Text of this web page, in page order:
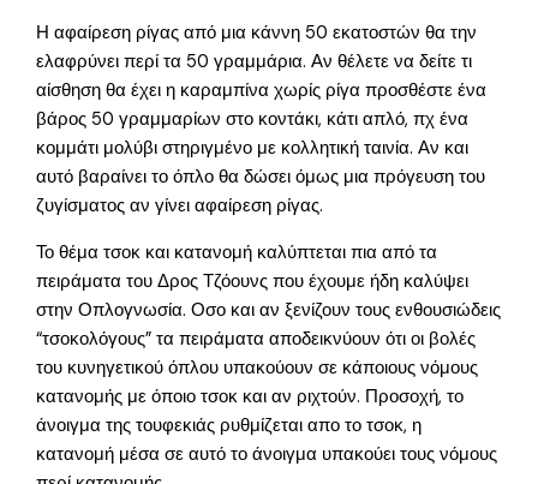
Η αφαίρεση ρίγας από μια κάννη 50 εκατοστών θα την
ελαφρύνει περί τα 50 γραμμάρια. Αν θέλετε να δείτε τι
αίσθηση θα έχει η καραμπίνα χωρίς ρίγα προσθέστε ένα
βάρος 50 γραμμαρίων στο κοντάκι, κάτι απλό, πχ ένα
κομμάτι μολύβι στηριγμένο με κολλητική ταινία. Αν και
αυτό βαραίνει το όπλο θα δώσει όμως μια πρόγευση του
ζυγίσματος αν γίνει αφαίρεση ρίγας.
Το θέμα τσοκ και κατανομή καλύπτεται πια από τα
πειράματα του Δρος Τζόουνς που έχουμε ήδη καλύψει
στην Οπλογνωσία. Οσο και αν ξενίζουν τους ενθουσιώδεις
“τσοκολόγους” τα πειράματα αποδεικνύουν ότι οι βολές
του κυνηγετικού όπλου υπακούουν σε κάποιους νόμους
κατανομής με όποιο τσοκ και αν ριχτούν. Προσοχή, το
άνοιγμα της τουφεκιάς ρυθμίζεται απο το τσοκ, η
κατανομή μέσα σε αυτό το άνοιγμα υπακούει τους νόμους